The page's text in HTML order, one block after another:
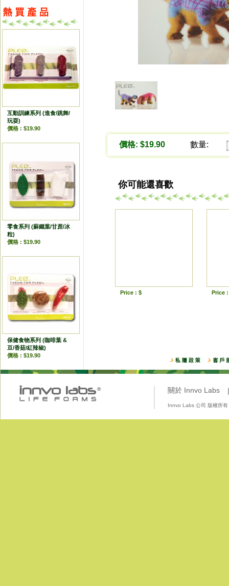
互動訓練系列 (進食/跳舞/
玩耍)
價格 : $19.90
零食系列 (蘇鐵葉/甘蔗/冰
粒)
價格 : $19.90
保健食物系列 (咖啡葉 &
豆/香菇/紅辣椒)
價格 : $19.90
價格: $19.90 數量:
你可能還喜歡
Price : $ Price
關於 Innvo Labs |
Innvo Labs 公司 版權所有